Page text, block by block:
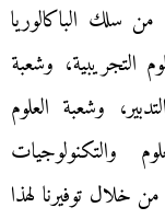
سلك الباكالوريا
التجريبية، وشعبة
وشعبة العلوم
والتكنولوجيات
خلال توفيرنا لهذا